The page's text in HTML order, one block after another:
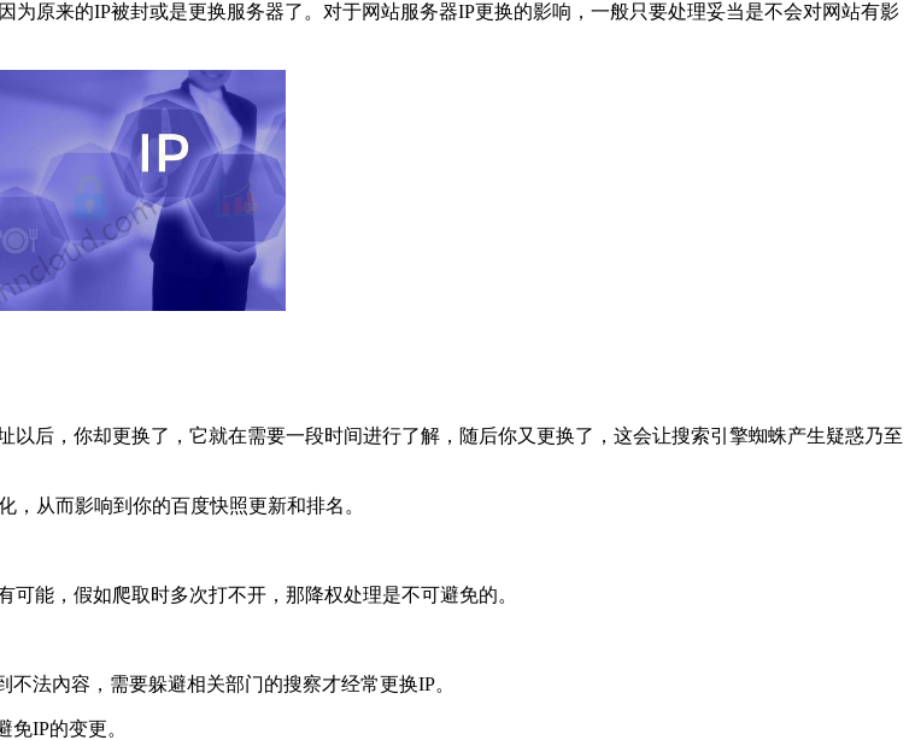
原来的IP被封或是更换服务器了。对于网站服务器IP更换的影响，一般只要处理妥当是不会对网站有影
，你却更换了，它就在需要一段时间进行了解，随后你又更换了，这会让搜索引擎蜘蛛产生疑惑乃至
从而影响到你的百度快照更新和排名。
能，假如爬取时多次打不开，那降权处理是不可避免的。
法內容，需要躲避相关部门的搜察才经常更换IP。
IP的变更。